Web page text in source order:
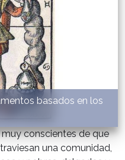
basados en los
conscientes de que
una comunidad,